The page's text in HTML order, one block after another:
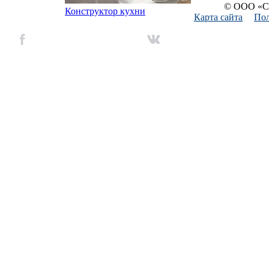
Конструктор кухни
© ООО
Карта сайта